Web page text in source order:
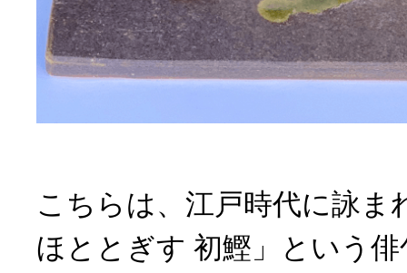
こちらは、江戸時代に詠ま
ほととぎす 初鰹」という